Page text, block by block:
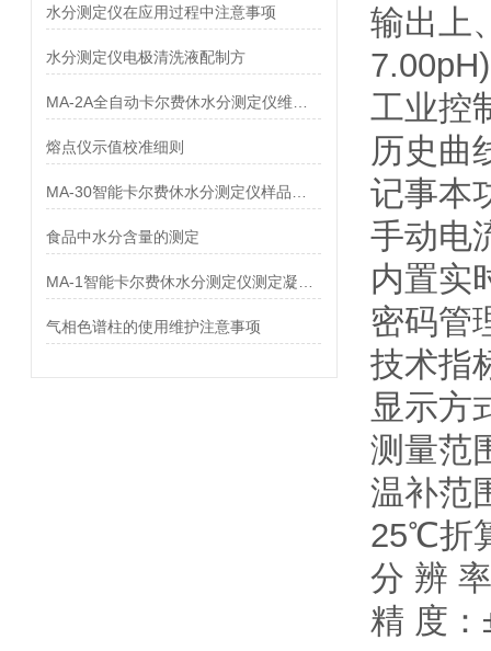
水分测定仪在应用过程中注意事项
水分测定仪电极清洗液配制方
熔点仪示值校准细则
食品中水分含量的测定
气相色谱柱的使用维护注意事项
输出上
工业控
历史曲
记事本
手动电
内置实
密码管
技术指
显示方
测量范
温补范
25℃折
分 辨
精 度